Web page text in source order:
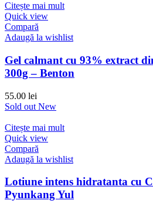
Citește mai mult
Quick view
Compară
Adaugă la wishlist
Gel calmant cu 93% extract
300g – Benton
55.00 lei
Sold out New
Citește mai mult
Quick view
Compară
Adaugă la wishlist
Lotiune intens hidratanta cu
Pyunkang Yul